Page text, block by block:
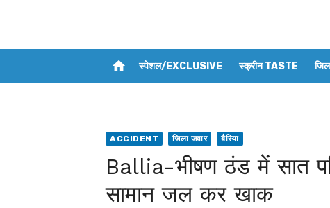
home स्पेशल/EXCLUSIVE स्क्रीन TASTE
ACCIDENT जिला जवार बैरिया
Ballia-भीषण ठंड में सात
सामान जल कर खाक